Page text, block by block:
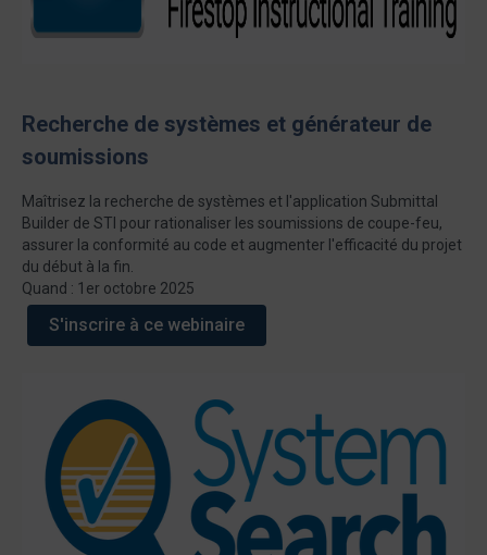
Recherche de systèmes et générateur de
soumissions
Maîtrisez la recherche de systèmes et l'application Submittal
Builder de STI pour rationaliser les soumissions de coupe-feu,
assurer la conformité au code et augmenter l'efficacité du projet
du début à la fin.
Quand : 1er octobre 2025
S'inscrire à ce webinaire